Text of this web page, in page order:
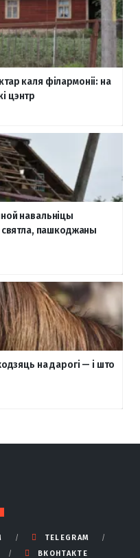
каля філармоніі: на
цэнтр
навальніцы
святла, пашкоджаны
на дарогі — і што
TELEGRAM
ВКОНТАКТЕ